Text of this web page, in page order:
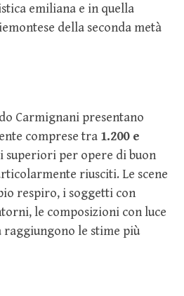
emiliana e in quella
della seconda metà
Carmignani presentano
comprese tra 1.200 e
superiori per opere di buon
riusciti. Le scene
respiro, i soggetti con
le composizioni con luce
le stime più